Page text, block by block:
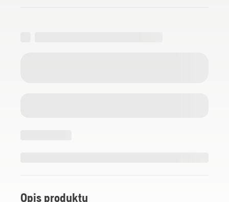
Opis produktu